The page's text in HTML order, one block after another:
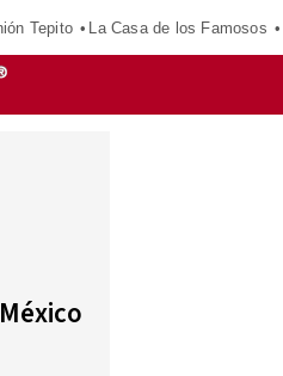
Tepito La Casa de los Famosos